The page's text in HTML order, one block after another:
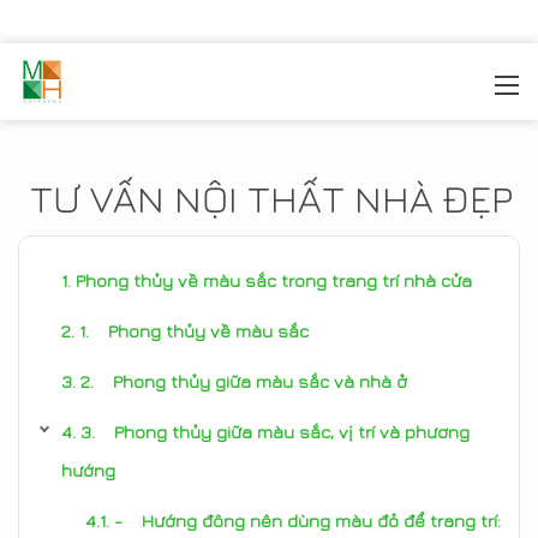
TƯ VẤN NỘI THẤT NHÀ ĐẸP
Phong thủy về màu sắc trong trang trí nhà cửa
1. Phong thủy về màu sắc
2. Phong thủy giữa màu sắc và nhà ở
3. Phong thủy giữa màu sắc, vị trí và phương
hướng
- Hướng đông nên dùng màu đỏ để trang trí: